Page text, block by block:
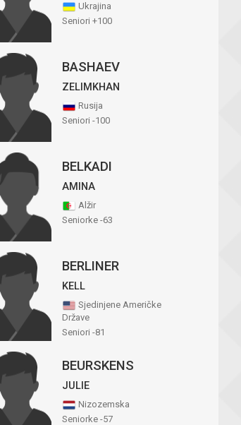
Ukrajina
Seniori +100
BASHAEV
ZELIMKHAN
Rusija
Seniori -100
BELKADI
AMINA
Alžir
Seniorke -63
BERLINER
KELL
Sjedinjene Američke
Države
Seniori -81
BEURSKENS
JULIE
Nizozemska
Seniorke -57